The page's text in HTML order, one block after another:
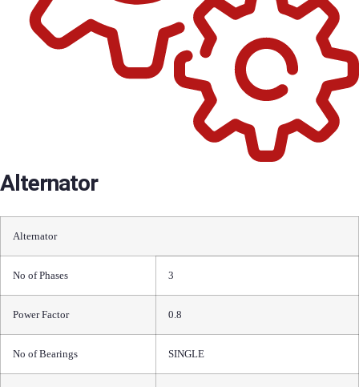
Alternator
Alternator
No of Phases 3
Power Factor 0.8
No of Bearings SINGLE